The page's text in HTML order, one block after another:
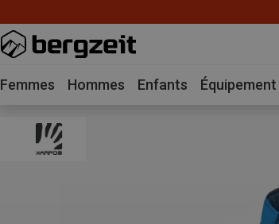
Femmes Hommes Enfants Équipement